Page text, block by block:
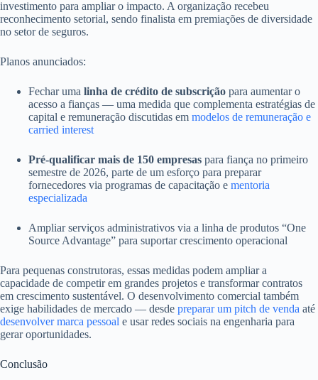
investimento para ampliar o impacto. A organização recebeu
reconhecimento setorial, sendo finalista em premiações de diversidade
no setor de seguros.
Planos anunciados:
Fechar uma linha de crédito de subscrição para aumentar o
acesso a fianças — uma medida que complementa estratégias de
capital e remuneração discutidas em modelos de remuneração e
carried interest
Pré‑qualificar mais de 150 empresas para fiança no primeiro
semestre de 2026, parte de um esforço para preparar
fornecedores via programas de capacitação e mentoria
especializada
Ampliar serviços administrativos via a linha de produtos “One
Source Advantage” para suportar crescimento operacional
Para pequenas construtoras, essas medidas podem ampliar a
capacidade de competir em grandes projetos e transformar contratos
em crescimento sustentável. O desenvolvimento comercial também
exige habilidades de mercado — desde preparar um pitch de venda até
desenvolver marca pessoal e usar redes sociais na engenharia para
gerar oportunidades.
Conclusão